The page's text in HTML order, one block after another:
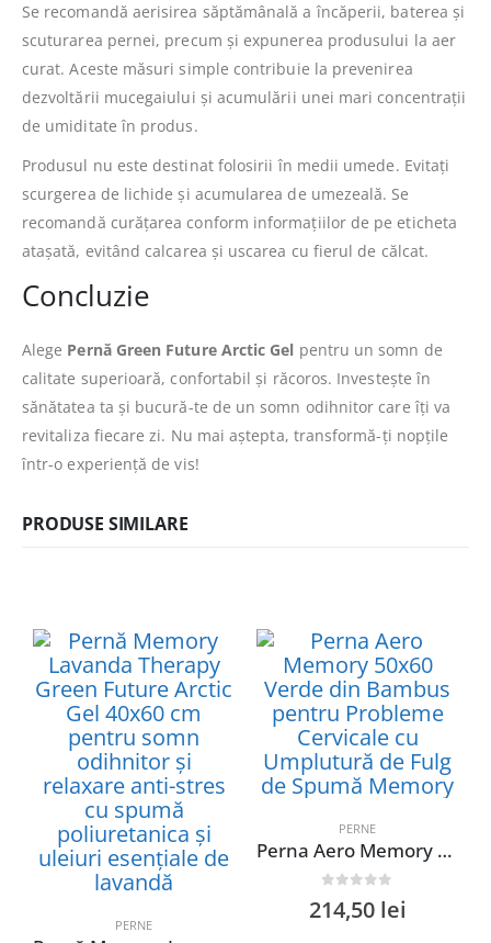
Se recomandă aerisirea săptămânală a încăperii, baterea și
scuturarea pernei, precum și expunerea produsului la aer
curat. Aceste măsuri simple contribuie la prevenirea
dezvoltării mucegaiului și acumulării unei mari concentrații
de umiditate în produs.
Produsul nu este destinat folosirii în medii umede. Evitați
scurgerea de lichide și acumularea de umezeală. Se
recomandă curățarea conform informațiilor de pe eticheta
atașată, evitând calcarea și uscarea cu fierul de călcat.
Concluzie
Alege Pernă Green Future Arctic Gel pentru un somn de
calitate superioară, confortabil și răcoros. Investește în
sănătatea ta și bucură-te de un somn odihnitor care îți va
revitaliza fiecare zi. Nu mai aștepta, transformă-ți nopțile
într-o experiență de vis!
PRODUSE SIMILARE
PERNE
PERNE
Perna Aero Memory 50×60 Verde din Bambus pentru Probleme Cervicale cu Umplutură de Fulg de Spumă Memory
214,50 lei